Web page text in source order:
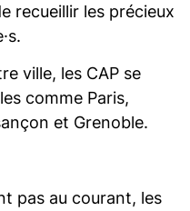
recueillir les précieux
ville, les CAP se
comme Paris,
et Grenoble.
pas au courant, les